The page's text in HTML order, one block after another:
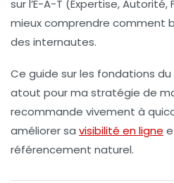
sur l’E-A-T (Expertise,
mieux comprendre comment
des internautes.
Ce guide sur les fondations du
atout pour ma stratégie de
recommande vivement à
améliorer sa visibilité en ligne
référencement naturel.